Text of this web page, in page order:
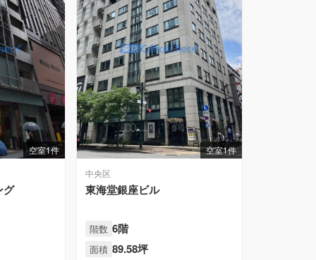
空室1件
グ
空室1件
中央区
東海堂銀座ビル
階数 6階
面積 89.58坪